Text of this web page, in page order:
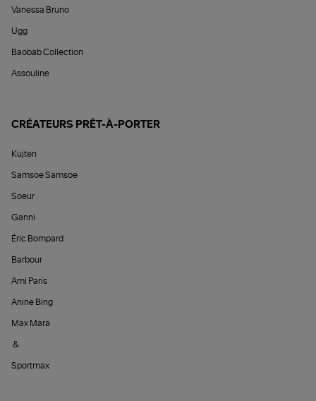
Vanessa Bruno
Ugg
Baobab Collection
Assouline
CRÉATEURS PRÊT-À-PORTER
Kujten
Samsoe Samsoe
Soeur
Ganni
Éric Bompard
Barbour
Ami Paris
Anine Bing
Max Mara
&
Sportmax